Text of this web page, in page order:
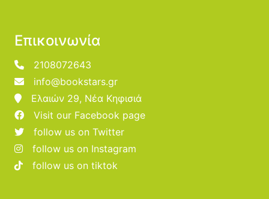
Επικοινωνία
2108072643
info@bookstars.gr
Ελαιών 29, Νέα Κηφισιά
Visit our Facebook page
follow us on Twitter
follow us on Instagram
follow us on tiktok